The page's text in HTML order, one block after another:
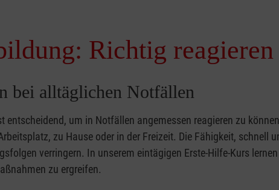
Richtig reagieren
bei alltäglichen Notfällen
entscheidend, um in Notfällen angemessen reagieren zu
zu Hause oder in der Freizeit. Die Fähigkeit, schnell
verringern. In unserem eintägigen Erste-Hilfe-Kurs
zu ergreifen.